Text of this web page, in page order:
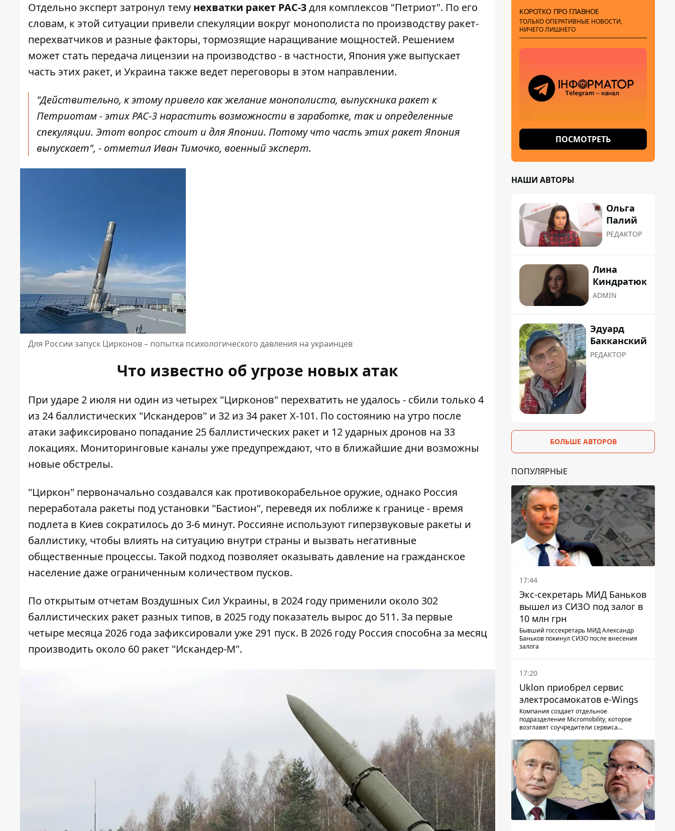
Отдельно эксперт затронул тему нехватки ракет PAC-3для комплексов "Петриот". По его
словам, к этой ситуации привели спекуляции вокруг монополиста по производству ракет-
перехватчиков и разные факторы, тормозящие наращивание мощностей. Решением
может стать передача лицензии на производство - в частности, Япония уже выпускает
часть этих ракет, и Украина также ведет переговоры в этом направлении.
"Действительно, к этому привело как желание монополиста, выпускника ракет к
Петриотам - этих PAC-3 нарастить возможности в заработке, так и определенные
спекуляции. Этот вопрос стоит и для Японии. Потому что часть этих ракет Япония
выпускает", - отметил Иван Тимочко, военный эксперт.
Для России запуск Цирконов – попытка психологического давления на украинцев
Что известно об угрозе новых атак
При ударе 2 июля ни один из четырех "Цирконов" перехватить не удалось - сбили только 4
из 24 баллистических "Искандеров" и 32 из 34 ракет Х-101. По состоянию на утро после
атаки зафиксировано попадание 25 баллистических ракет и 12 ударных дронов на 33
локациях. Мониторинговые каналы уже предупреждают, что в ближайшие дни возможны
новые обстрелы.
"Циркон" первоначально создавался как противокорабельное оружие, однако Россия
переработала ракеты под установки "Бастион", переведя их поближе к границе - время
подлета в Киев сократилось до 3-6 минут. Россияне используют гиперзвуковые ракеты и
баллистику, чтобы влиять на ситуацию внутри страны и вызвать негативные
общественные процессы. Такой подход позволяет оказывать давление на гражданское
населениедаже ограниченным количеством пусков.
По открытым отчетам Воздушных Сил Украины, в 2024 году применили около 302
баллистических ракет разных типов, в 2025 году показатель вырос до 511. За первые
четыре месяца 2026 года зафиксировали уже 291 пуск. В 2026 году Россия способна за месяц
производить около 60 ракет "Искандер-М".
КОРОТКО ПРО ГЛАВНОЕ
ТОЛЬКО ОПЕРАТИВНЫЕ НОВОСТИ,
НИЧЕГО ЛИШНЕГО
ПОСМОТРЕТЬ
НАШИ АВТОРЫ
Ольга
Палий
РЕДАКТОР
Лина
Киндратюк
ADMIN
Эдуард
Бакканский
РЕДАКТОР
БОЛЬШЕ АВТОРОВ
ПОПУЛЯРНЫЕ
17:44
Экс-секретарь МИД Баньков
вышел из СИЗО под залог в
10 млн грн
Бывший госсекретарь МИД Александр
Баньков покинул СИЗО после внесения
залога
17:20
Uklon приобрел сервис
электросамокатов e-Wings
Компания создает отдельное
подразделение Micromobility, которое
возглавят соучредители сервиса